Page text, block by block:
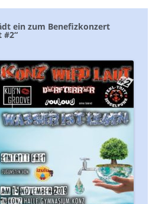
ein zum Benefizkonzert
#2“